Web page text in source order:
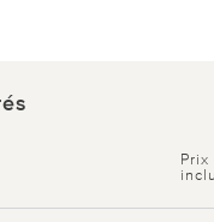
Prix